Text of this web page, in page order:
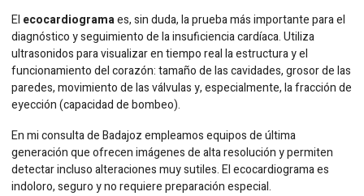
El ecocardiogramaes, sin duda, la prueba más importante para el
diagnóstico y seguimiento de la insuficiencia cardíaca. Utiliza
ultrasonidos para visualizar en tiempo real la estructura y el
funcionamiento del corazón: tamaño de las cavidades, grosor de las
paredes, movimiento de las válvulas y, especialmente, la fracción de
eyección (capacidad de bombeo).
En mi consulta de Badajoz empleamos equipos de última
generación que ofrecen imágenes de alta resolución y permiten
detectar incluso alteraciones muy sutiles. El ecocardiograma es
indoloro, seguro y no requiere preparación especial.